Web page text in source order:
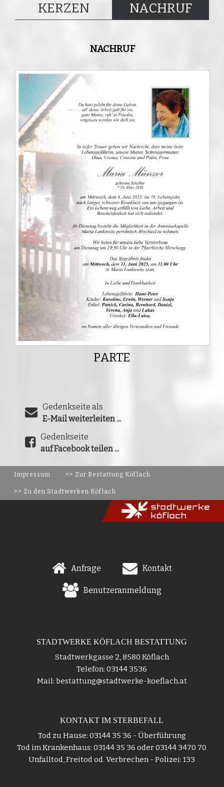
KERZEN NACHRUF
NACHRUF
PARTE
Gedenkseite als
E-Mail weiterleiten ...
Gedenkseite
auf Facebook teilen ...
Impressum >> Zur Bestattung Köflach
>> Zu den Stadtwerken Köflach
Anfrage Kontakt
Benutzeranmeldung
STADTWERKE KÖFLACH BESTATTUNG
Stadtwerkgasse 2, 8580 Köflach
Telefon: 03144 3536
Mail: bestattung@stadtwerke-koeflach.at
KONTAKT IM STERBEFALL
Tod zu Hause: 03144 35 36 - Überführung
Tod im Krankenhaus: 03144 35 36 oder 03144 3470 70
Unfalltod, Freitod od. Verbrechen - Polizei: 133